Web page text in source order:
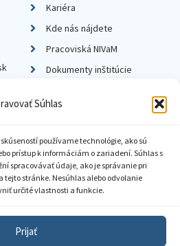
Súhlas
používame technológie, ako sú
prístup k informáciám o zariadení. Súhlas s
spracovávať údaje, ako je správanie pri
tejto stránke. Nesúhlas alebo odvolanie
určité vlastnosti a funkcie.
Prijať
Kariéra
Kde nás nájdete
Pracoviská NIVaM
Dokumenty inštitúcie
ochrany súkromia
informácií